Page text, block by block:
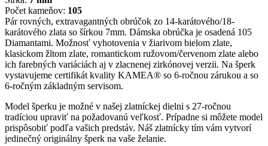
Počet kameňov: 105
Pár rovných, extravagantných obrúčok zo 14-karátového/18-
karátového zlata so šírkou 7mm. Dámska obrúčka je osadená 105
Diamantami. Možnosť vyhotovenia v žiarivom bielom zlate,
klasickom žltom zlate, romantickom ružovom/červenom zlate alebo
ich farebných variáciách aj v zlacnenej zirkónovej verzii. Na šperk
vystavujeme certifikát kvality KAMEA® so 6-ročnou zárukou a so
6-ročným základným servisom.
Model šperku je možné v našej zlatníckej dielni s 27-ročnou
tradíciou upraviť na požadovanú veľkosť. Prípadne si môžete model
prispôsobiť podľa vašich predstáv. Náš zlatnícky tím vám vytvorí
jedinečný originálny šperk na vaše želanie.